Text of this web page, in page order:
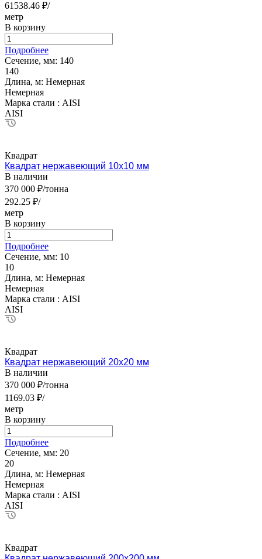
61538.46 ₽/
метр
В корзину
Подробнее
Сечение, мм: 140
140
Длина, м: Немерная
Немерная
Марка стали : AISI
AISI
Квадрат
Квадрат нержавеющий 10х10 мм
В наличии
370 000 ₽/тонна
292.25 ₽/
метр
В корзину
Подробнее
Сечение, мм: 10
10
Длина, м: Немерная
Немерная
Марка стали : AISI
AISI
Квадрат
Квадрат нержавеющий 20х20 мм
В наличии
370 000 ₽/тонна
1169.03 ₽/
метр
В корзину
Подробнее
Сечение, мм: 20
20
Длина, м: Немерная
Немерная
Марка стали : AISI
AISI
Квадрат